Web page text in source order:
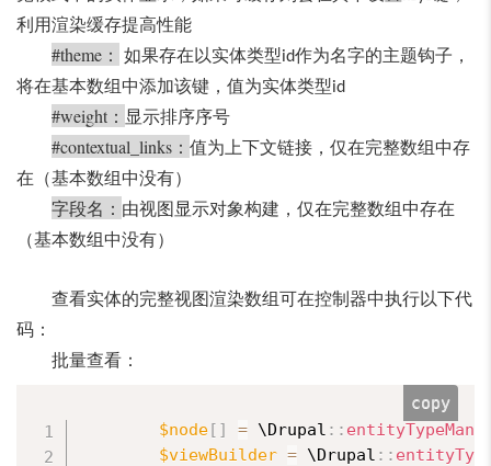
利用渲染缓存提高性能
#theme ： 如果存在以实体类型id作为名字的主题钩子，
将在基本数组中添加该键，值为实体类型id
#weight ： 显示排序序号
#contextual_links ： 值为上下文链接，仅在完整数组中存
在（基本数组中没有）
字段名： 由视图显示对象构建，仅在完整数组中存在
（基本数组中没有）
查看实体的完整视图渲染数组可在控制器中执行以下代
码：
批量查看：
$node[ ] = \Drupal : :
$viewBuilder = \Drupal : :
copy